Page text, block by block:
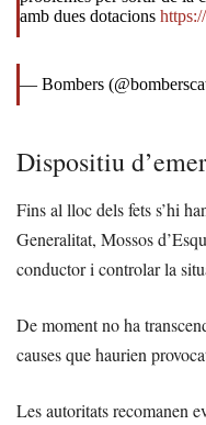
amb dues dotacions
— Bombers
Dispositiu
Fins al lloc dels fets s’hi
Generalitat, Mossos
conductor i controlar la
De moment no ha
causes que haurien
Les autoritats recomanen